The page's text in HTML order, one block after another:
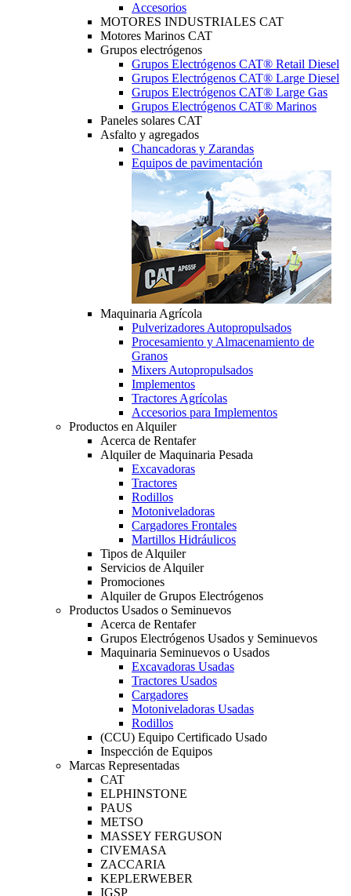
Accesorios
MOTORES INDUSTRIALES CAT
Motores Marinos CAT
Grupos electrógenos
Grupos Electrógenos CAT® Retail Diesel
Grupos Electrógenos CAT® Large Diesel
Grupos Electrógenos CAT® Large Gas
Grupos Electrógenos CAT® Marinos
Paneles solares CAT
Asfalto y agregados
Chancadoras y Zarandas
Equipos de pavimentación
Maquinaria Agrícola
Pulverizadores Autopropulsados
Procesamiento y Almacenamiento de
Granos
Mixers Autopropulsados
Implementos
Tractores Agrícolas
Accesorios para Implementos
Productos en Alquiler
Acerca de Rentafer
Alquiler de Maquinaria Pesada
Excavadoras
Tractores
Rodillos
Motoniveladoras
Cargadores Frontales
Martillos Hidráulicos
Tipos de Alquiler
Servicios de Alquiler
Promociones
Alquiler de Grupos Electrógenos
Productos Usados o Seminuevos
Acerca de Rentafer
Grupos Electrógenos Usados y Seminuevos
Maquinaria Seminuevos o Usados
Excavadoras Usadas
Tractores Usados
Cargadores
Motoniveladoras Usadas
Rodillos
(CCU) Equipo Certificado Usado
Inspección de Equipos
Marcas Representadas
CAT
ELPHINSTONE
PAUS
METSO
MASSEY FERGUSON
CIVEMASA
ZACCARIA
KEPLERWEBER
IGSP